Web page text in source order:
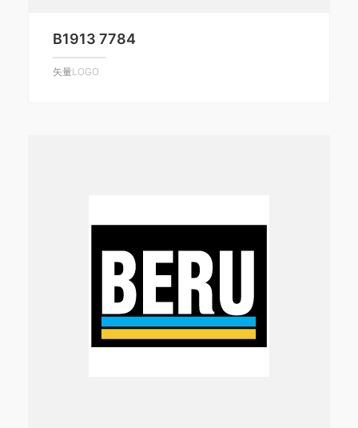
B1913 7784
矢量LOGO